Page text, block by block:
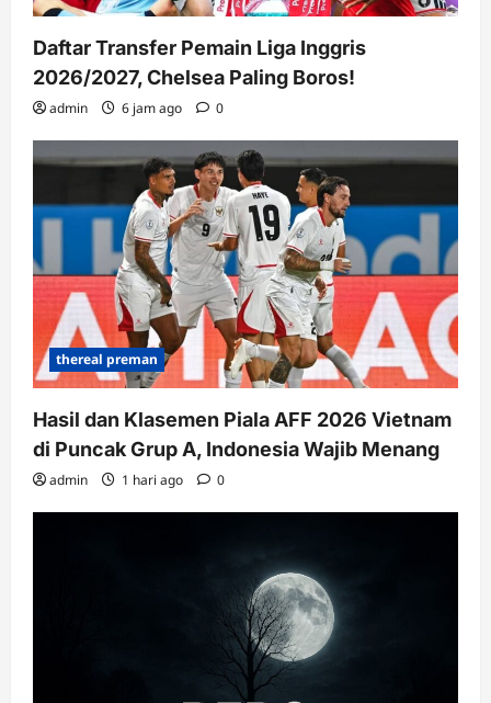
Daftar Transfer Pemain Liga Inggris
2026/2027, Chelsea Paling Boros!
admin 6 jam ago 0
thereal preman
Hasil dan Klasemen Piala AFF 2026 Vietnam
di Puncak Grup A, Indonesia Wajib Menang
admin 1 hari ago 0